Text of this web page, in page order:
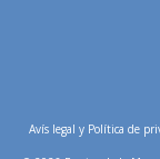
Avís legal y Política de